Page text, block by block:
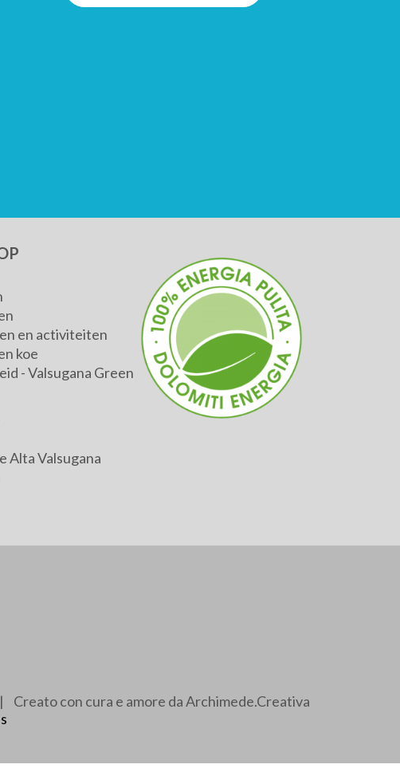
en activiteiten
koe
- Valsugana Green
Alta Valsugana
con cura e amore da Archimede.Creativa